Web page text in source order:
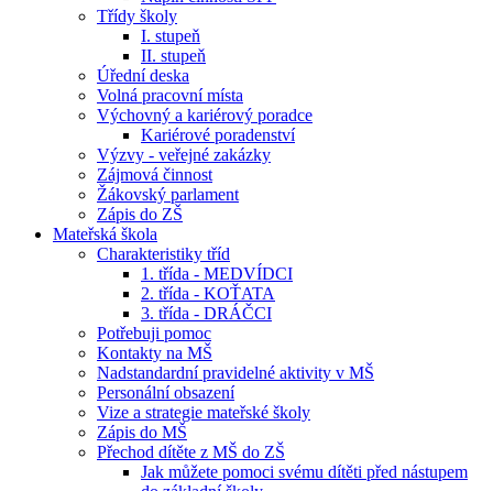
Třídy školy
I. stupeň
II. stupeň
Úřední deska
Volná pracovní místa
Výchovný a kariérový poradce
Kariérové poradenství
Výzvy - veřejné zakázky
Zájmová činnost
Žákovský parlament
Zápis do ZŠ
Mateřská škola
Charakteristiky tříd
1. třída - MEDVÍDCI
2. třída - KOŤATA
3. třída - DRÁČCI
Potřebuji pomoc
Kontakty na MŠ
Nadstandardní pravidelné aktivity v MŠ
Personální obsazení
Vize a strategie mateřské školy
Zápis do MŠ
Přechod dítěte z MŠ do ZŠ
Jak můžete pomoci svému dítěti před nástupem